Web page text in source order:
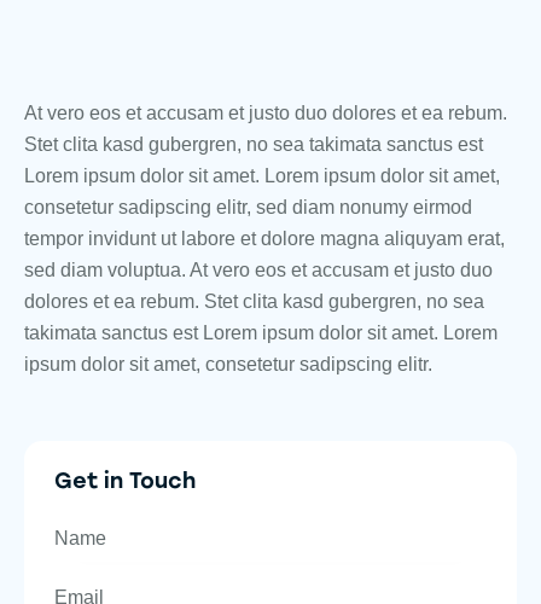
At vero eos et accusam et justo duo dolores et ea rebum.
Stet clita kasd gubergren, no sea takimata sanctus est
Lorem ipsum dolor sit amet. Lorem ipsum dolor sit amet,
consetetur sadipscing elitr, sed diam nonumy eirmod
tempor invidunt ut labore et dolore magna aliquyam erat,
sed diam voluptua. At vero eos et accusam et justo duo
dolores et ea rebum. Stet clita kasd gubergren, no sea
takimata sanctus est Lorem ipsum dolor sit amet. Lorem
ipsum dolor sit amet, consetetur sadipscing elitr.
Get in Touch